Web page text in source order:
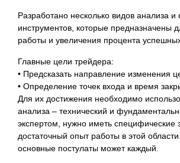
Разработано несколько видов анализа
инструментов, которые предназначены
работы и увеличения процента
Главные цели трейдера:
• Предсказать направление изменения
• Определение точек входа и время
Для их достижения необходимо
анализа – технический и
экспертом, нужно иметь специфические
достаточный опыт работы в этой
основные постулаты может каждый.